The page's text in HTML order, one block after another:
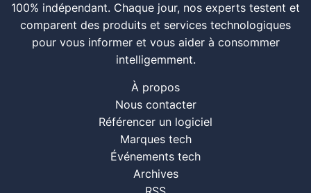
100% indépendant. Chaque jour, nos experts testent et
comparent des produits et services technologiques
pour vous informer et vous aider à consommer
intelligemment.
À propos
Nous contacter
Référencer un logiciel
Marques tech
Événements tech
Archives